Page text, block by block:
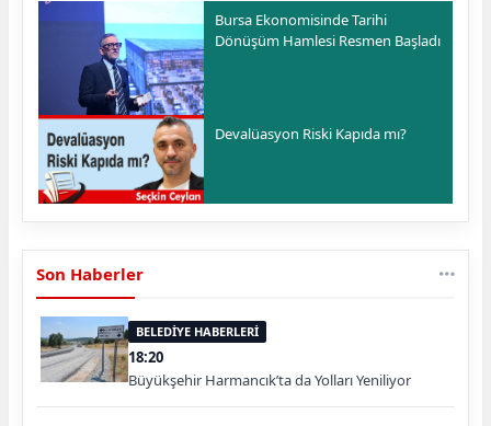
Bursa Ekonomisinde Tarihi
Dönüşüm Hamlesi Resmen Başladı
Devalüasyon Riski Kapıda mı?
Son Haberler
BELEDİYE HABERLERİ
18:20
Büyükşehir Harmancık’ta da Yolları Yeniliyor